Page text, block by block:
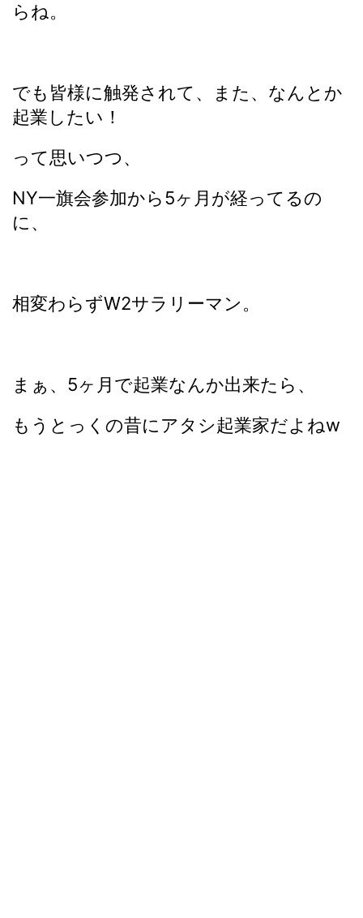
らね。
でも皆様に触発されて、また、なんとか
起業したい！
って思いつつ、
NY一旗会参加から5ヶ月が経ってるの
に、
相変わらずW2サラリーマン。
まぁ、5ヶ月で起業なんか出来たら、
もうとっくの昔にアタシ起業家だよねw